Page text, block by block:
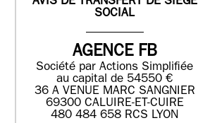
SOCIAL
AGENCE FB
Société par Actions Simplifiée
au capital de 54550 €
36 A VENUE MARC SANGNIER
69300 CALUIRE-ET-CUIRE
480 484 658 RCS LYON